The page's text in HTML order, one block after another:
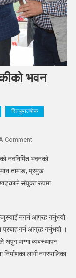
भवन
सिन्धुपाल्चोक
CommentOn
९
ज्यामिरेमा
स्वास्थ्य
उद्घाटन
सम्पन्न
नवनिर्मित भवनको
तामाङ, प्रमुख
खड्काले संयुक्त रुपमा
नगर्न आग्रह गर्नुभयो
गर्न आग्रह गर्नुभयो ।
अपुग जग्गा ब्यबस्थापन
लागी नगरपालिका